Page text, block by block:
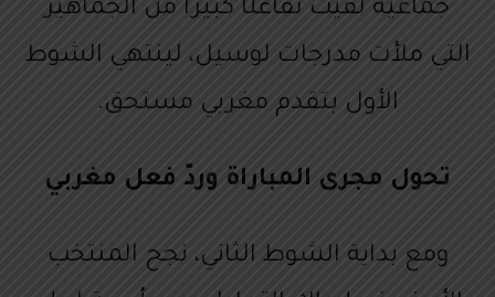
جماعية لقيت تفاعلًا كبيرًا من الجماهير
التي ملأت مدرجات لوسيل، لينتهي الشوط
الأول بتقدم مغربي مستحق.
تحول مجرى المباراة وردّ فعل مغربي
ومع بداية الشوط الثاني، نجح المنتخب